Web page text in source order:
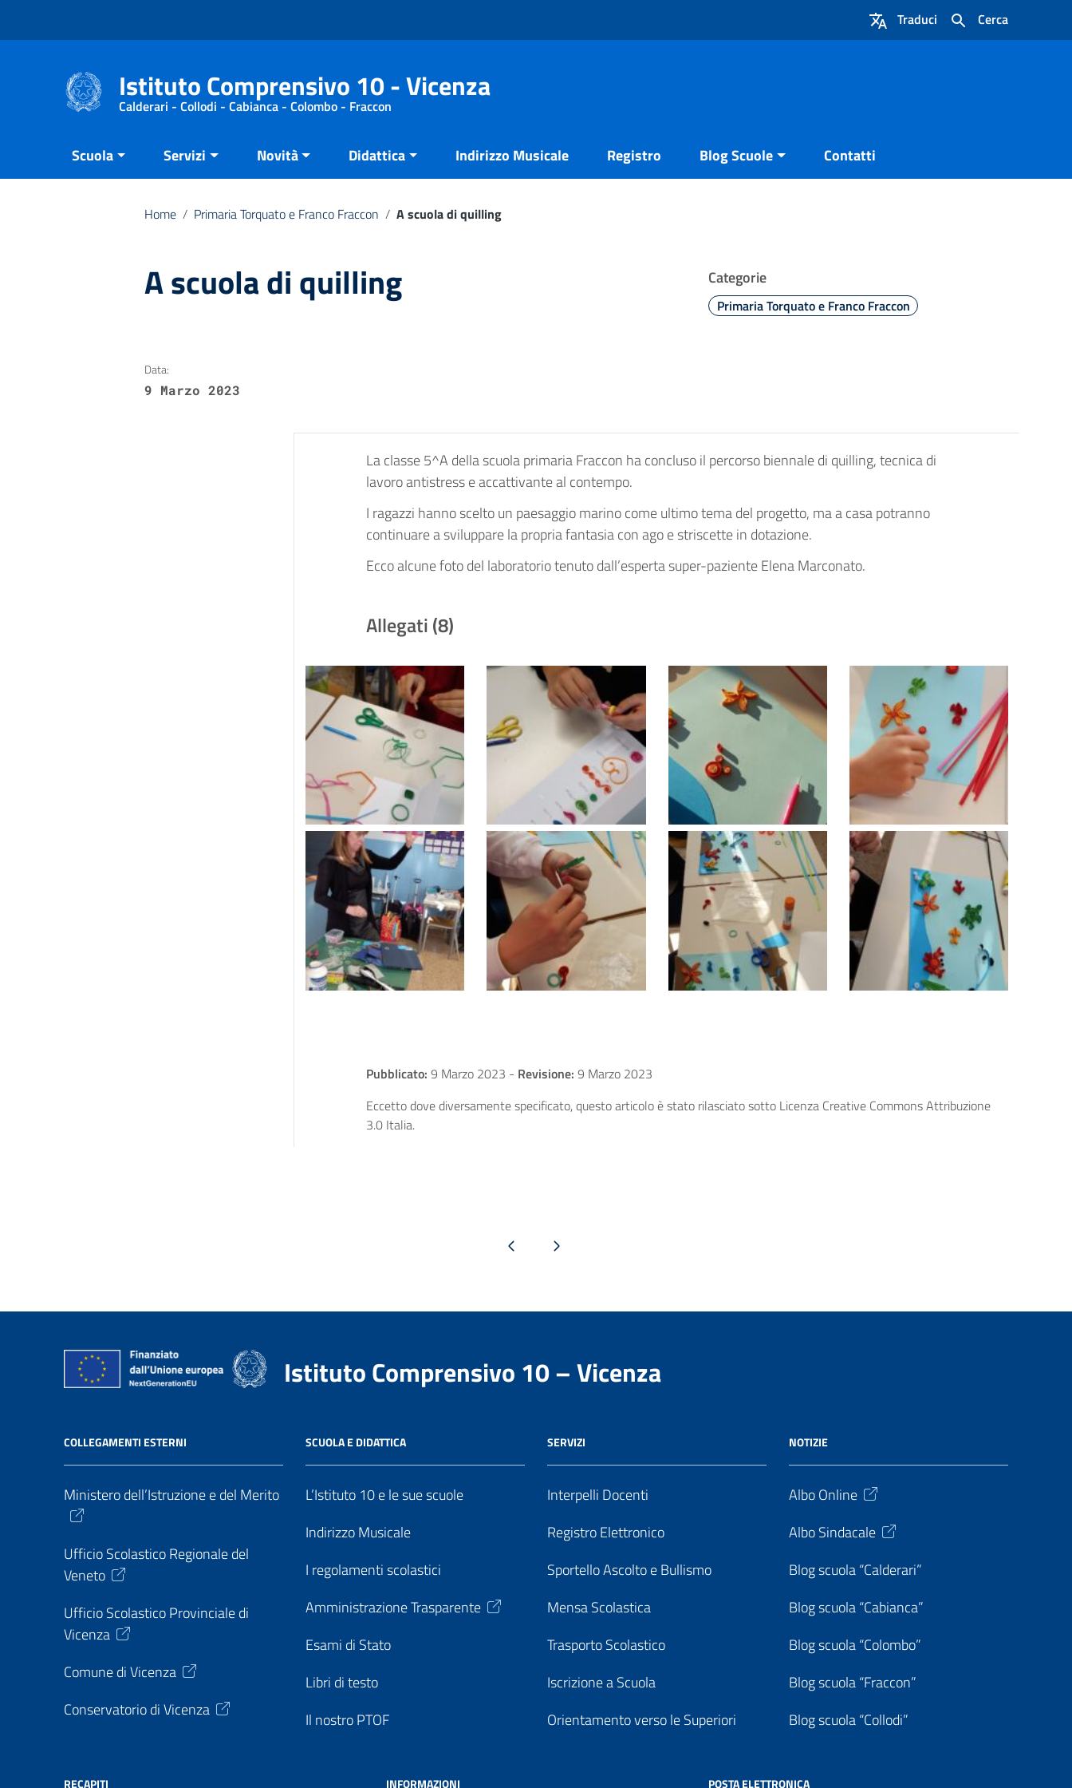
Cerca
Traduci
Istituto Comprensivo 10 - Vicenza
Calderari - Collodi - Cabianca - Colombo - Fraccon
Scuola Servizi Novità Didattica Indirizzo Musicale Registro Blog Scuole Contatti
Home / Primaria Torquato e Franco Fraccon / A scuola di quilling
A scuola di quilling Categorie
Primaria Torquato e Franco Fraccon
Data:
9 Marzo 2023
La classe 5^A della scuola primaria Fraccon ha concluso il percorso biennale di quilling, tecnica di
lavoro antistress e accattivante al contempo.
I ragazzi hanno scelto un paesaggio marino come ultimo tema del progetto, ma a casa potranno
continuare a sviluppare la propria fantasia con ago e striscette in dotazione.
Ecco alcune foto del laboratorio tenuto dall’esperta super-paziente Elena Marconato.
Allegati (8)
Pubblicato: 9 Marzo 2023 - Revisione: 9 Marzo 2023
Eccetto dove diversamente specificato, questo articolo è stato rilasciato sotto Licenza Creative Commons Attribuzione
3.0 Italia.
Pagina precedentePagina successiva
Istituto Comprensivo 10 – Vicenza
COLLEGAMENTI ESTERNI
Ministero dell’Istruzione e del Merito
Ufficio Scolastico Regionale del
Veneto
Ufficio Scolastico Provinciale di
Vicenza
Comune di Vicenza
Conservatorio di Vicenza
SCUOLA E DIDATTICA
L’Istituto 10 e le sue scuole
Indirizzo Musicale
I regolamenti scolastici
Amministrazione Trasparente
Esami di Stato
Libri di testo
Il nostro PTOF
SERVIZI
Interpelli Docenti
Registro Elettronico
Sportello Ascolto e Bullismo
Mensa Scolastica
Trasporto Scolastico
Iscrizione a Scuola
Orientamento verso le Superiori
NOTIZIE
Albo Online
Albo Sindacale
Blog scuola “Calderari”
Blog scuola “Cabianca”
Blog scuola “Colombo”
Blog scuola “Fraccon”
Blog scuola “Collodi”
RECAPITI INFORMAZIONI POSTA ELETTRONICA